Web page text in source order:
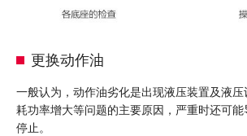
更换动作油
一般认为，动作油劣化是出现液压装置及液
耗功率增大等问题的主要原因，严重时还可
停止。